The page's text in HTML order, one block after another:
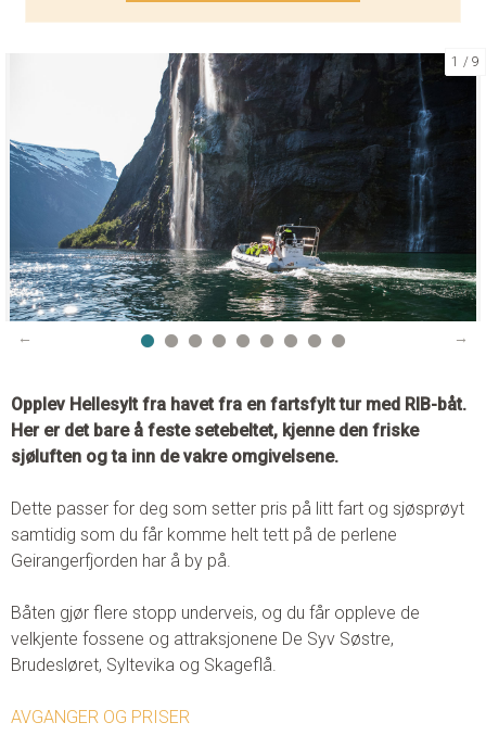
1 9
Opplev Hellesylt fra havet fra en fartsfylt tur med RIB-båt.
Her er det bare å feste setebeltet, kjenne den friske
sjøluften og ta inn de vakre omgivelsene.
Dette passer for deg som setter pris på litt fart og sjøsprøyt
samtidig som du får komme helt tett på de perlene
Geirangerfjorden har å by på.
Båten gjør flere stopp underveis, og du får oppleve de
velkjente fossene og attraksjonene De Syv Søstre,
Brudesløret, Syltevika og Skageflå.
AVGANGER OG PRISER
KONTAKT OSS
Telefon: 70 26 30 07
E-post: booking@visitgeiranger.com
Facebook: visitgeiranger
Instagram: visitgeiranger_com
TripAdvisor:Visit Geiranger AS